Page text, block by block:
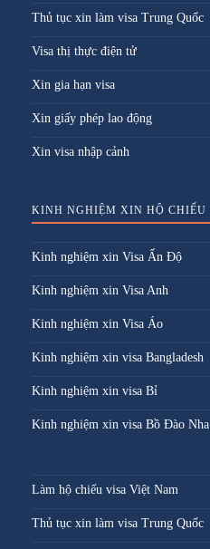
Thủ tục xin làm visa Trung Quốc
Visa thị thực điện tử
Xin gia hạn visa
Xin giấy phép lao động
Xin visa nhập cảnh
KINH NGHIỆM XIN HỘ CHIẾU
Kinh nghiệm xin Visa Ấn Độ
Kinh nghiệm xin Visa Anh
Kinh nghiệm xin Visa Áo
Kinh nghiệm xin visa Bangladesh
Kinh nghiệm xin visa Bỉ
Kinh nghiệm xin visa Bồ Đào Nha
Làm hộ chiếu visa Việt Nam
Thủ tục xin làm visa Trung Quốc